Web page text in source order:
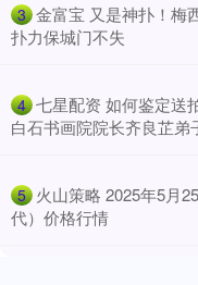
3 金富宝 又是神扑！梅
扑力保城门不失
4 七星配资 如何鉴定送
白石书画院院长齐良芷弟
5 火山策略 2025年5月
代）价格行情